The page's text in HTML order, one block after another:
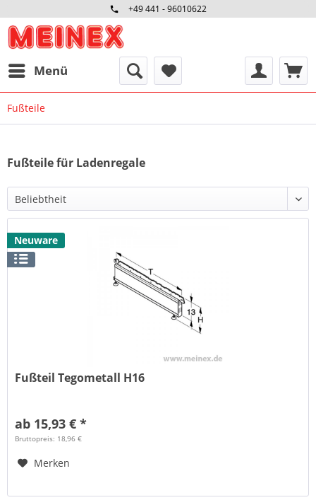
+49 441 - 96010622
Menü
Fußteile
Fußteile für Ladenregale
Neuware
Fußteil Tegometall H16
ab 15,93 € *
Bruttopreis: 18,96 €
Merken